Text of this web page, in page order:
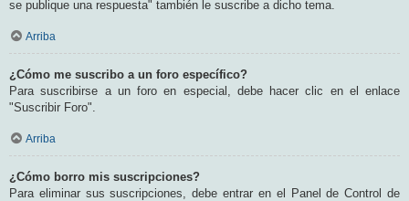
se publique una respuesta" también le suscribe a dicho tema.
Arriba
¿Cómo me suscribo a un foro específico?
Para suscribirse a un foro en especial, debe hacer clic en el enlace
"Suscribir Foro".
Arriba
¿Cómo borro mis suscripciones?
Para eliminar sus suscripciones, debe entrar en el Panel de Control de